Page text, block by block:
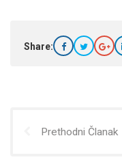
Share:
Prethodni Članak